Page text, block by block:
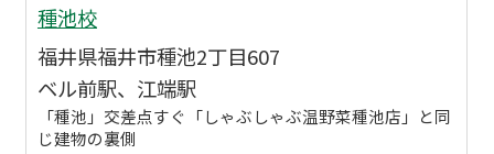
種池校
福井県福井市種池2丁目607
ベル前駅、江端駅
「種池」交差点すぐ「しゃぶしゃぶ温野菜種池店」と同
じ建物の裏側